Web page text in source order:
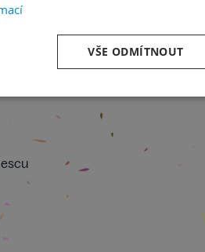
VŠE ODMÍTNOUT